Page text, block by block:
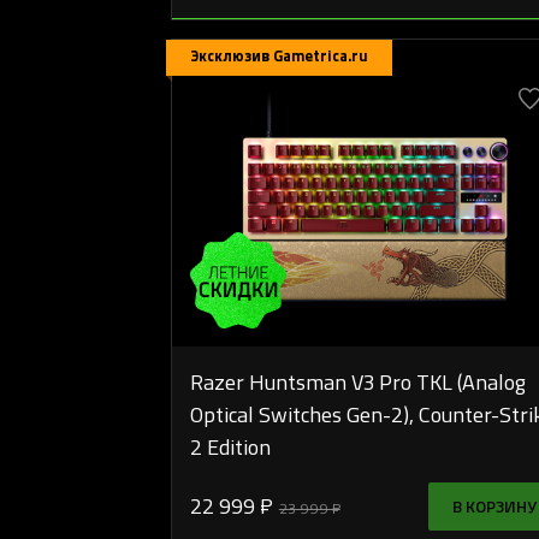
Эксклюзив Gametrica.ru
Razer Huntsman V3 Pro TKL (Analog
Optical Switches Gen-2), Counter-
2 Edition
22 999 ₽ 23 999 ₽ В КОРЗИНУ